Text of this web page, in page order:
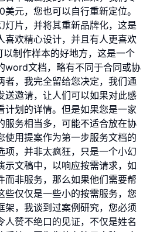
元，您也可以自行重新定位。
灯片，并将其重新品牌化，这是
喜欢精心设计，并且有人更喜欢
制作样本的好地方，这是一个
word文档，略有不同于合同或协
者，我完全留给您决定，我们通
送邀请，让人们可以如果对此感
计划的详情。但是如果您是一家
服务相当多，可能不适合放在协
使用提案作为第一步服务文档的
项，并非太疯狂，只是一个小幻
示文稿中，以响应按需请求，如
而非服务，那么如果他们需要帮
些仅仅是一些小的按需服务，您
架，我谈到过案例研究，您必须
人赞不绝口的见证，不仅是姓名